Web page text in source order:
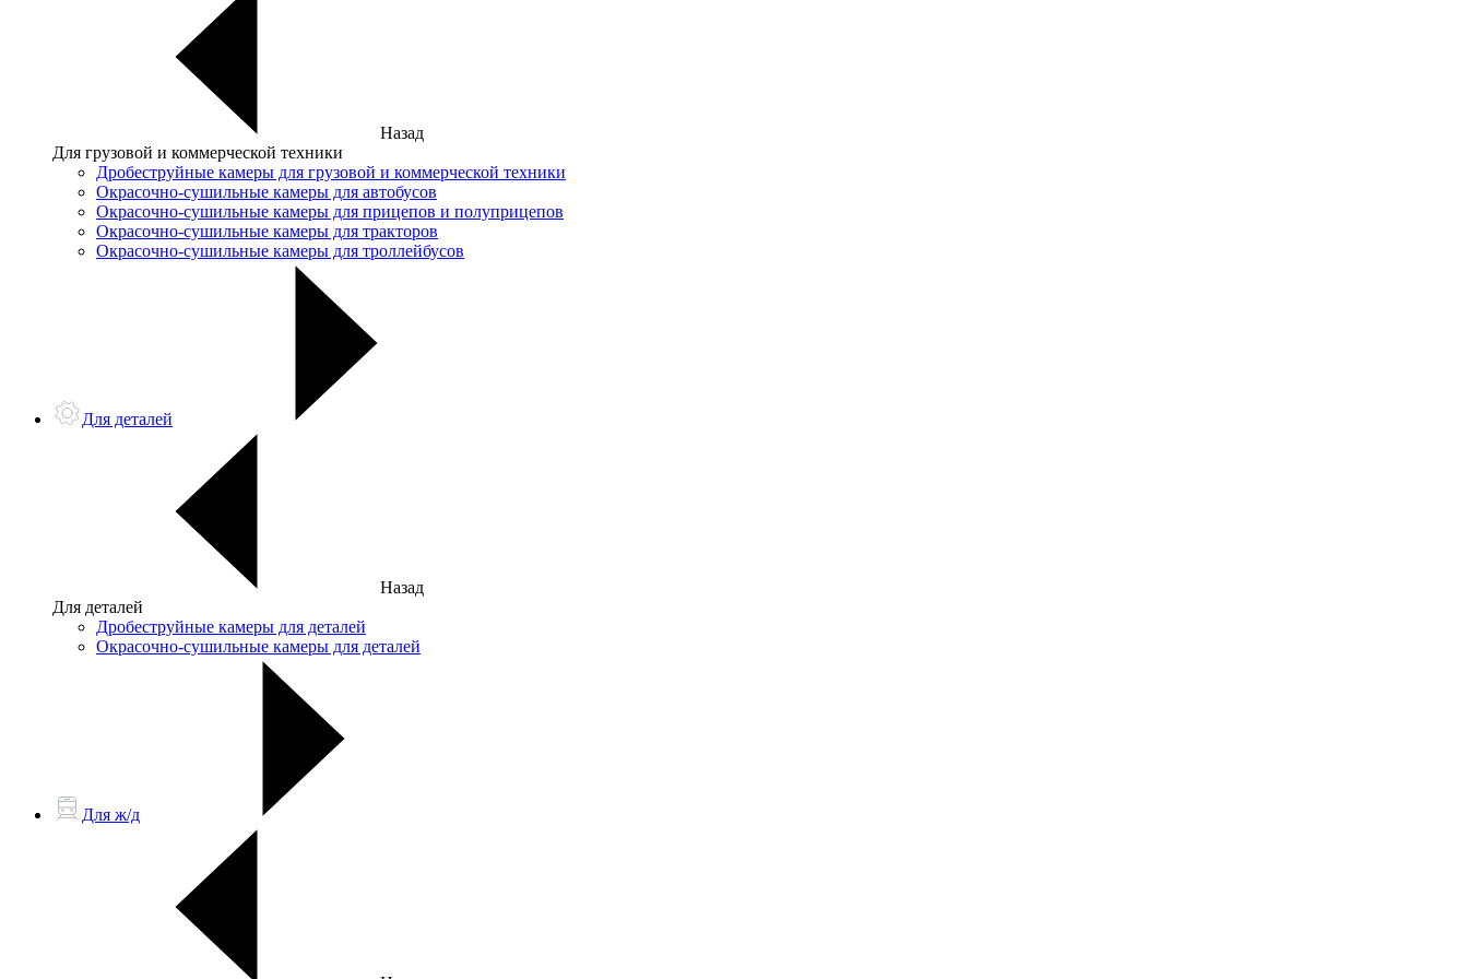
Назад
Для грузовой и коммерческой техники
Дробеструйные камеры для грузовой и коммерческой техники
Окрасочно-сушильные камеры для автобусов
Окрасочно-сушильные камеры для прицепов и полуприцепов
Окрасочно-сушильные камеры для тракторов
Окрасочно-сушильные камеры для троллейбусов
Для деталей
Назад
Для деталей
Дробеструйные камеры для деталей
Окрасочно-сушильные камеры для деталей
Для ж/д